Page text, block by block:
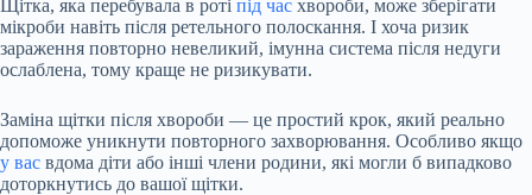
Щітка, яка перебувала в роті під час хвороби, може зберігати
мікроби навіть після ретельного полоскання. І хоча ризик
зараження повторно невеликий, імунна система після недуги
ослаблена, тому краще не ризикувати.
Заміна щітки після хвороби — це простий крок, який реально
допоможе уникнути повторного захворювання. Особливо якщо
у вас вдома діти або інші члени родини, які могли б випадково
доторкнутись до вашої щітки.